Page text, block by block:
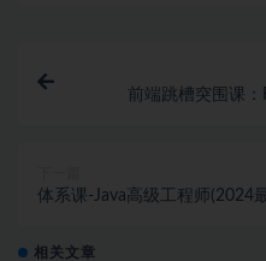
前端跳槽突围课
体系课-Java高级工程师(2024
相关文章